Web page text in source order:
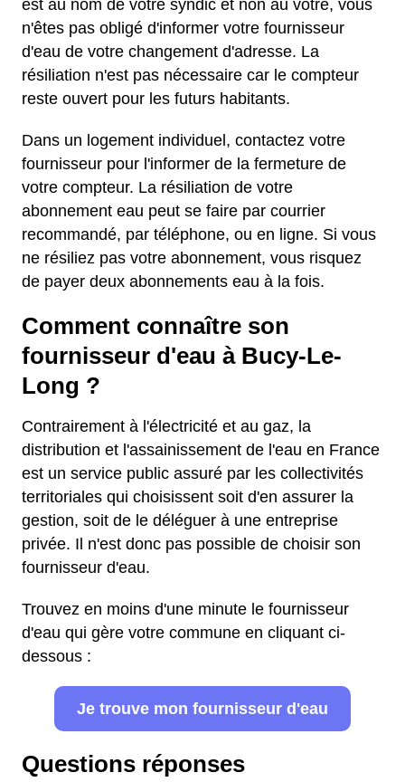
est au nom de votre syndic et non au vôtre, vous
n'êtes pas obligé d'informer votre fournisseur
d'eau de votre changement d'adresse. La
résiliation n'est pas nécessaire car le compteur
reste ouvert pour les futurs habitants.
Dans un logement individuel, contactez votre
fournisseur pour l'informer de la fermeture de
votre compteur. La résiliation de votre
abonnement eau peut se faire par courrier
recommandé, par téléphone, ou en ligne. Si vous
ne résiliez pas votre abonnement, vous risquez
de payer deux abonnements eau à la fois.
Comment connaître son
fournisseur d'eau à Bucy-Le-
Long ?
Contrairement à l'électricité et au gaz, la
distribution et l'assainissement de l'eau en France
est un service public assuré par les collectivités
territoriales qui choisissent soit d'en assurer la
gestion, soit de le déléguer à une entreprise
privée. Il n'est donc pas possible de choisir son
fournisseur d'eau.
Trouvez en moins d'une minute le fournisseur
d'eau qui gère votre commune en cliquant ci-
dessous :
Je trouve mon fournisseur d'eau
Questions réponses